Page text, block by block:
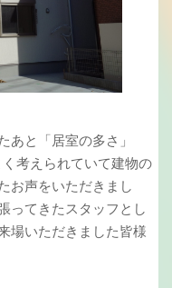
あと
「居室の多さ」
考えられていて建物の
お声をいただきまし
ってきたスタッフとし
場いただきました皆様